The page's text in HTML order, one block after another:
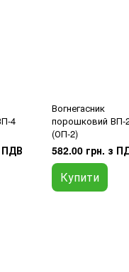
4
ПДВ
Вогнегасник
порошковий ВП-
(ОП-2)
582.00 грн. з
Купити